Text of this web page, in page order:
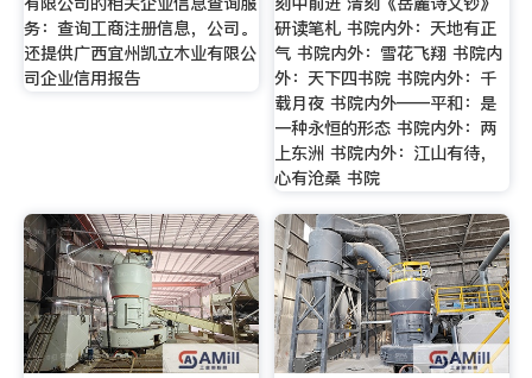
务：查询工商注册信息，公司。
还提供广西宜州凯立木业有限公
司企业信用报告
研读笔札 书院内外：天地有正
气 书院内外：雪花飞翔 书院内
外：天下四书院 书院内外：千
载月夜 书院内外——平和：是
一种永恒的形态 书院内外：两
上东洲 书院内外：江山有待，
心有沧桑 书院